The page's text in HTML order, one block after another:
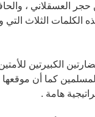
حجر العسقلاني ،
الكلمات الثلاث
الكبيرتين للأمتين
كما أن
هامة .